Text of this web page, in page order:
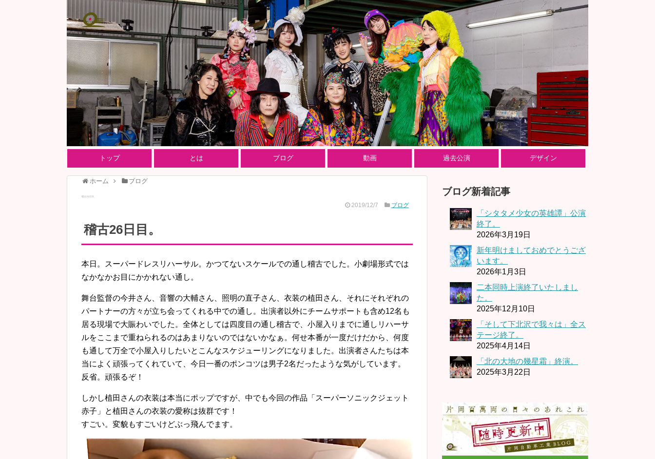
トップ とは ブログ 動画 過去公演 デザイン
ホーム ブログ
稽古26日目。
2019/12/7 ブログ
稽古26日目。
本日。スーパードレスリハーサル。かつてないスケールでの通し稽古でした。小劇場形式では
なかなかお目にかかれない通し。
舞台監督の今井さん、音響の大輔さん、照明の直子さん、衣装の植田さん、それにそれぞれの
パートナーの方々が立ち会ってくれる中での通し。出演者以外にチームサポートも含め12名も
居る現場で大賑わいでした。全体としては四度目の通し稽古で、小屋入りまでに通しリハーサ
ルをここまで重ねられるのはあまりないのではないかなぁ。何せ本番が一度だけだから、何度
も通して万全で小屋入りしたいとこんなスケジューリングになりました。出演者さんたちは本
当によく頑張ってくれていて、今日一番のポンコツは男子2名だったような気がしています。
反省。頑張るぞ！
しかし植田さんの衣装は本当にポップですが、中でも今回の作品「スーパーソニックジェット
赤子」と植田さんの衣装の愛称は抜群です！
すごい。変貌もすごいけどぶっ飛んでます。
ブログ新着記事
「シタタメ少女の英雄譚」公演
終了。
2026年3月19日
新年明けましておめでとうござ
います。
2026年1月3日
二本同時上演終了いたしまし
た。
2025年12月10日
「そして下北沢で我々は」全ス
テージ終了。
2025年4月14日
「北の大地の幾星霜」終演。
2025年3月22日